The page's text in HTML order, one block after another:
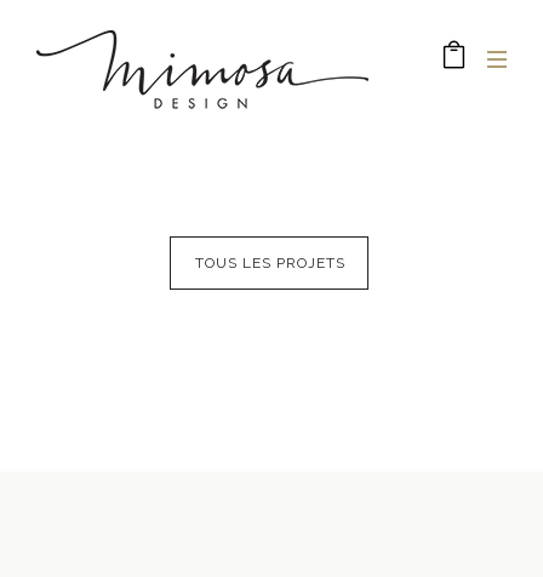
TOUS LES PROJETS